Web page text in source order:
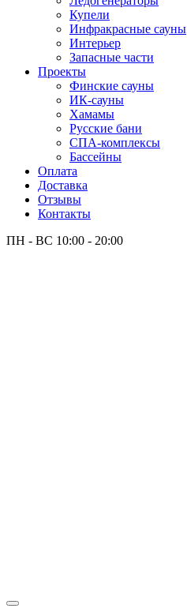
Купели
Инфракрасные сауны
Интерьер
Запасные части
Проекты
Финские сауны
ИК-сауны
Хамамы
Русские бани
СПА-комплексы
Бассейны
Оплата
Доставка
Отзывы
Контакты
ПН - ВС 10:00 - 20:00